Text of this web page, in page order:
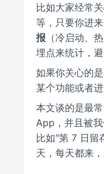
比如大家经常
等，只要你进
报 （冷启动、
埋点来统计，避
如果你关心的
某个功能或者
本文谈的是最
App，并且被
比如"第 7 日留
天，每天都来